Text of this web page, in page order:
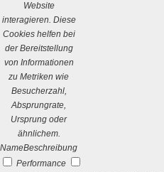
Website
interagieren. Diese
Cookies helfen bei
der Bereitstellung
von Informationen
zu Metriken wie
Besucherzahl,
Absprungrate,
Ursprung oder
ähnlichem.
NameBeschreibung
Performance